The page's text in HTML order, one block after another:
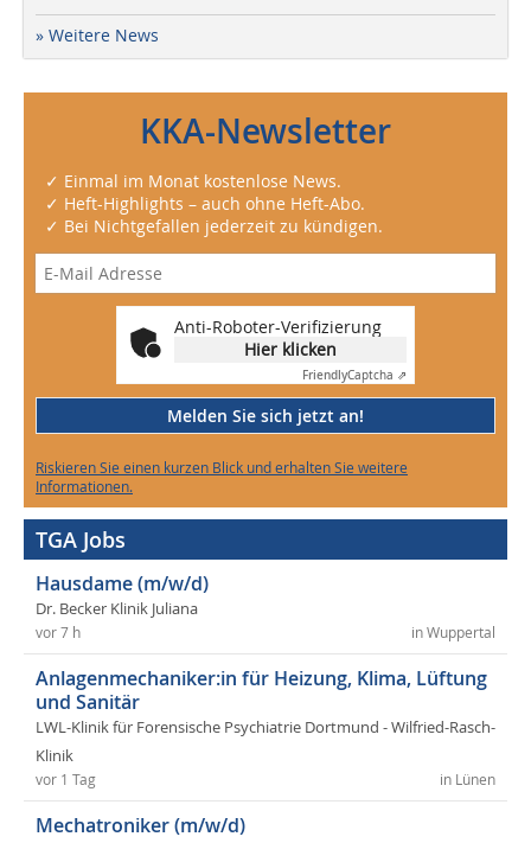
» Weitere News
KKA-Newsletter
✓ Einmal im Monat kostenlose News.
✓ Heft-Highlights – auch ohne Heft-Abo.
✓ Bei Nichtgefallen jederzeit zu kündigen.
Anti-Roboter-Verifizierung
Hier klicken
FriendlyCaptcha ⇗
Melden Sie sich jetzt an!
Riskieren Sie einen kurzen Blick und erhalten Sie weitere
Informationen.
TGA Jobs
Hausdame (m/w/d)
Dr. Becker Klinik Juliana
in Wuppertal
vor 7 h
Anlagenmechaniker:in für Heizung, Klima, Lüftung
und Sanitär
LWL-Klinik für Forensische Psychiatrie Dortmund - Wilfried-Rasch-
Klinik
in Lünen
vor 1 Tag
Mechatroniker (m/w/d)